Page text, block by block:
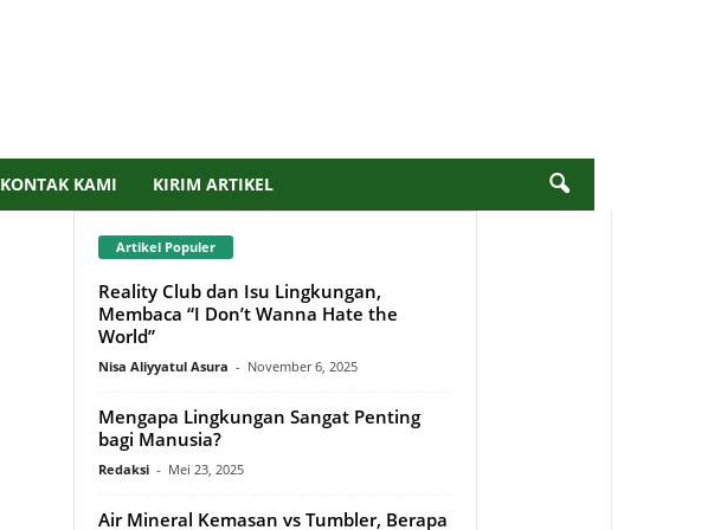
KONTAK KAMI KIRIM ARTIKEL
Artikel Populer
Reality Club dan Isu Lingkungan,
Membaca “I Don’t Wanna Hate the
World”
Nisa Aliyyatul Asura - November 6, 2025
Mengapa Lingkungan Sangat Penting
bagi Manusia?
Redaksi - Mei 23, 2025
Air Mineral Kemasan vs Tumbler, Berapa